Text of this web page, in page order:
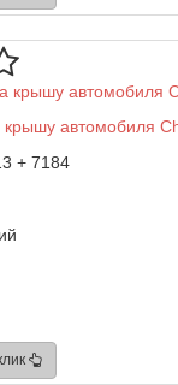
крышу автомобиля
+ 7184